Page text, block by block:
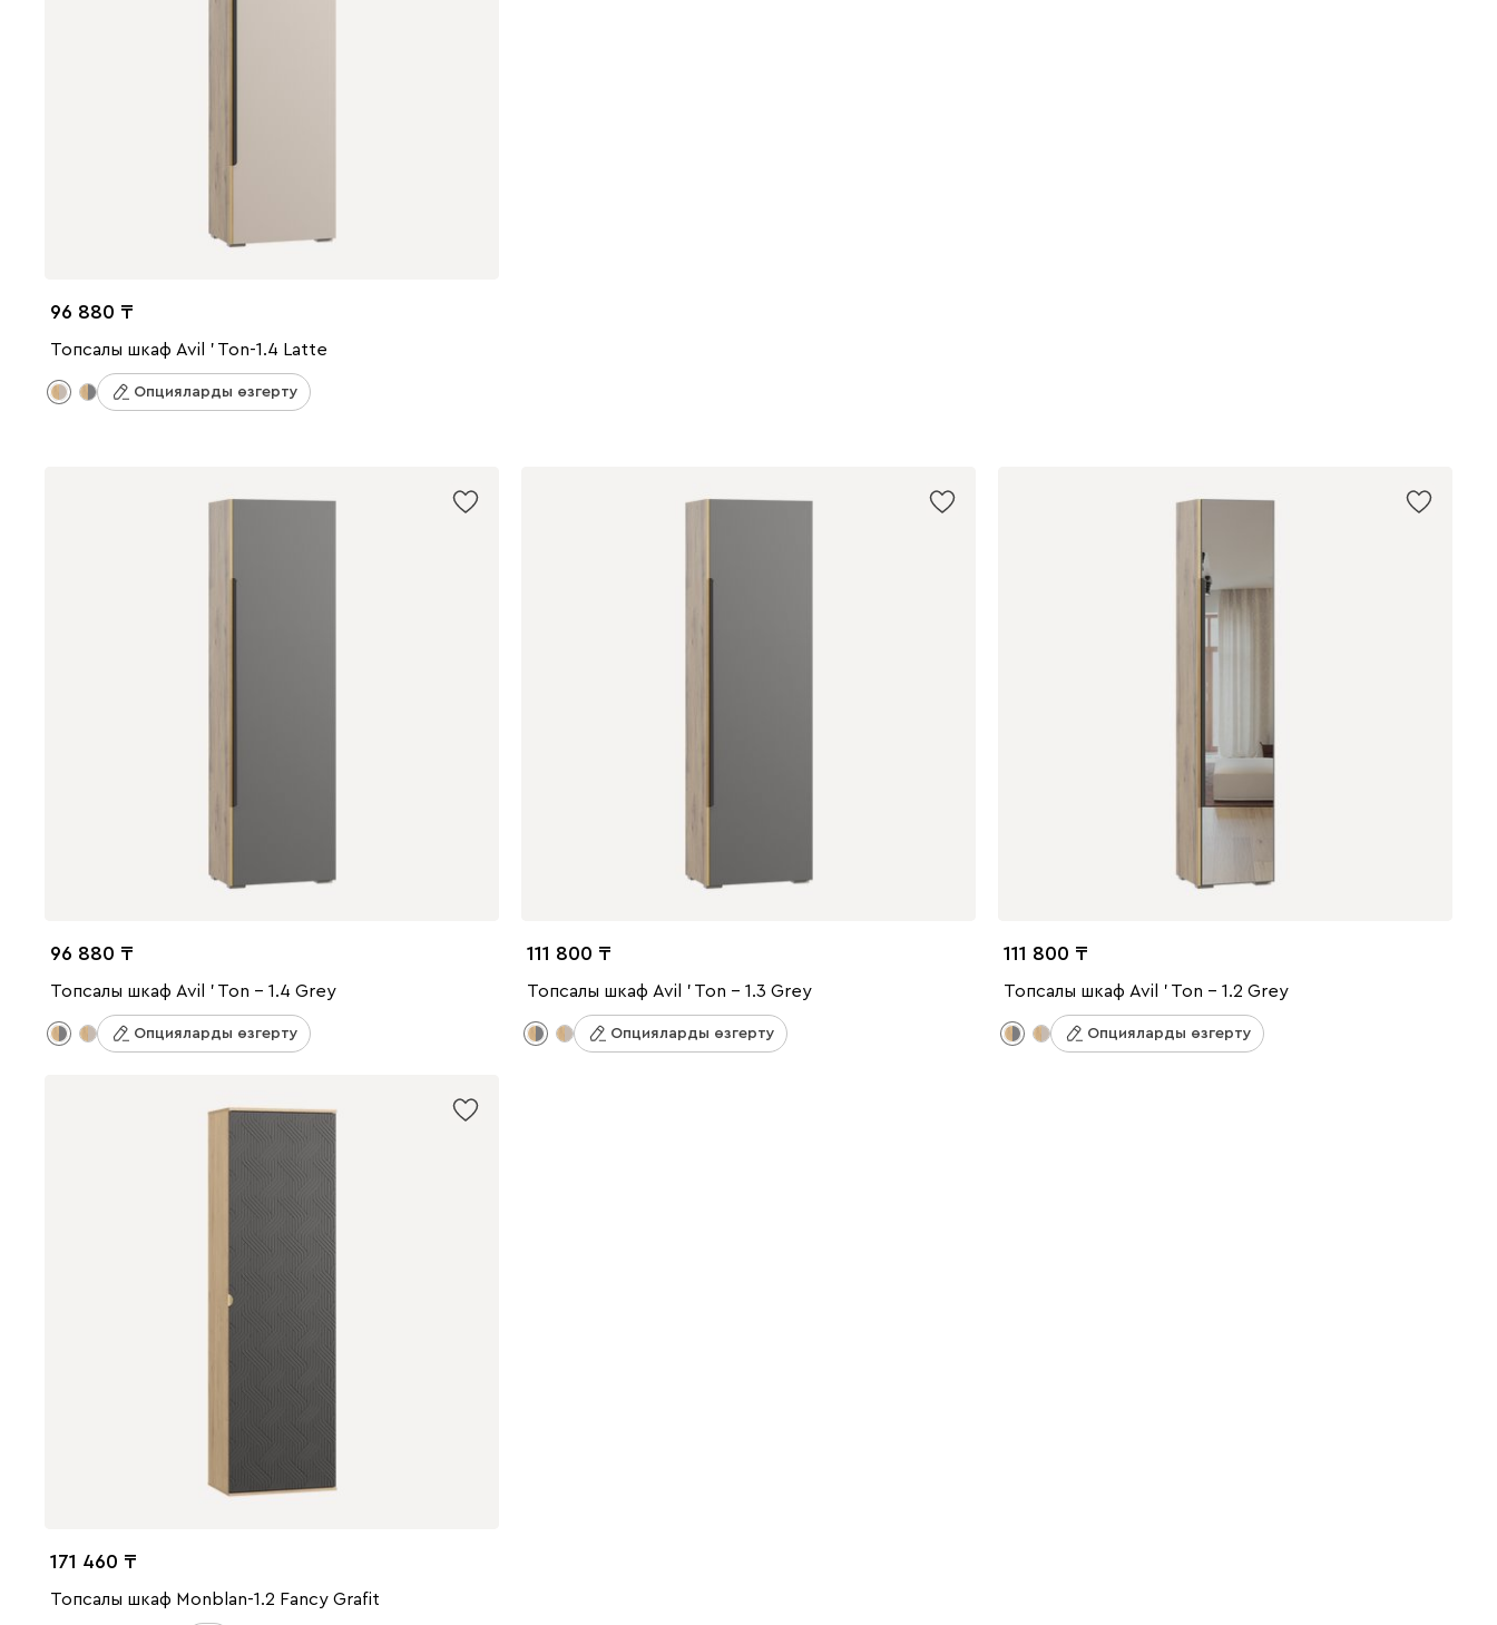
96 880
Топсалы шкаф Avil ' Ton-1.4 Latte
Опцияларды өзгерту
96 880
Топсалы шкаф Avil ' Ton - 1.4 Grey
Опцияларды өзгерту
111 800
Топсалы шкаф Avil ' Ton - 1.3 Grey
Опцияларды өзгерту
111 800
Топсалы шкаф Avil ' Ton - 1.2 Grey
Опцияларды өзгерту
171 460
Топсалы шкаф Monblan-1.2 Fancy Grafit